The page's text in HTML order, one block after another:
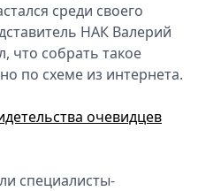
среди своего
НАК Валерий
что собрать такое
по схеме из интернета.
очевидцев
специалисты-